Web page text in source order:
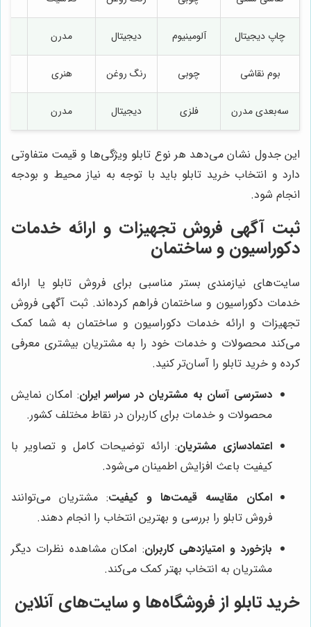
چاپ دیجیتال آلومینیوم دیجیتال مدرن
بوم نقاشی چوبی رنگ روغن هنری
سه‌بعدی مدرن فلزی دیجیتال مدرن
این جدول نشان می‌دهد هر نوع تابلو ویژگی‌ها و قیمت متفاوتی
دارد و انتخاب خرید تابلو باید با توجه به نیاز محیط و بودجه
انجام شود.
ثبت آگهی فروش تجهیزات و ارائه خدمات
دکوراسیون و ساختمان
سایت‌های نیازمندی بستر مناسبی برای فروش تابلو یا ارائه
خدمات دکوراسیون و ساختمان فراهم کرده‌اند. ثبت آگهی فروش
تجهیزات و ارائه خدمات دکوراسیون و ساختمان به شما کمک
می‌کند محصولات و خدمات خود را به مشتریان بیشتری معرفی
کرده و خرید تابلو را آسان‌تر کنید.
دسترسی آسان به مشتریان در سراسر ایران: امکان نمایش
محصولات و خدمات برای کاربران در نقاط مختلف کشور.
اعتمادسازی مشتریان: ارائه توضیحات کامل و تصاویر با
کیفیت باعث افزایش اطمینان می‌شود.
امکان مقایسه قیمت‌ها و کیفیت: مشتریان می‌توانند
فروش تابلو را بررسی و بهترین انتخاب را انجام دهند.
بازخورد و امتیازدهی کاربران: امکان مشاهده نظرات دیگر
مشتریان به انتخاب بهتر کمک می‌کند.
خرید تابلو از فروشگاه‌ها و سایت‌های آنلاین